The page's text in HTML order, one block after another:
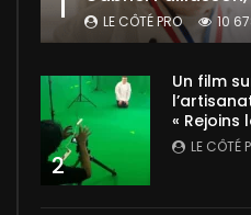
LE CÔTÉ PRO 10
2
Un film
« Rejoins
LE CÔTÉ